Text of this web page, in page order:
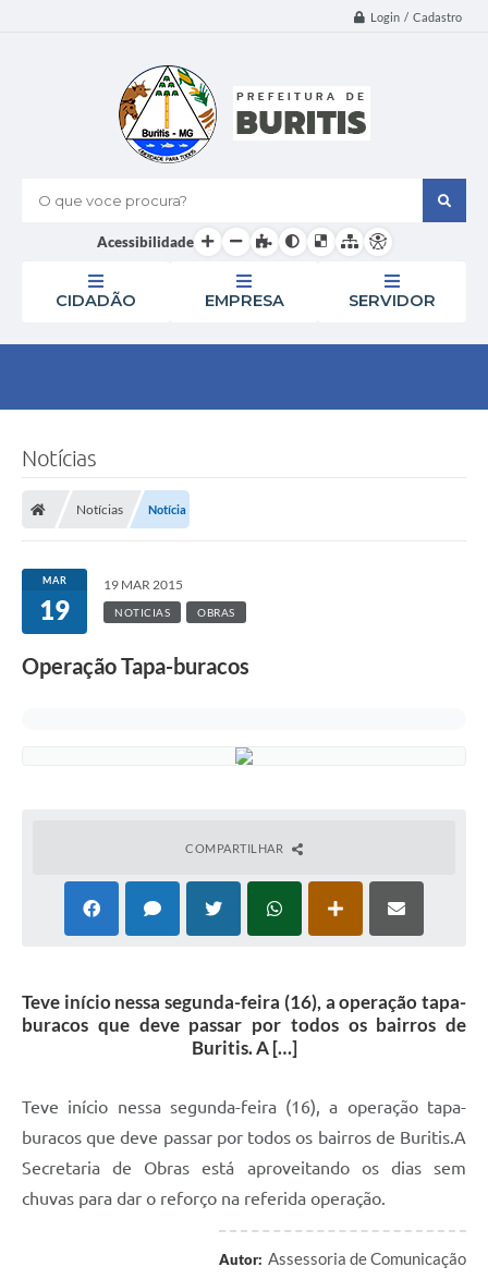
Login / Cadastro
O que voce procura?
Acessibilidade
CIDADÃO EMPRESA SERVIDOR
Notícias
Notícias Notícia
MAR
19
19 MAR 2015
NOTICIAS OBRAS
Operação Tapa-buracos
COMPARTILHAR
Teve início nessa segunda-feira (16), a operação tapa-
buracos que deve passar por todos os bairros de
Buritis. A […]
Teve início nessa segunda-feira (16), a operação tapa-
buracos que deve passar por todos os bairros de Buritis.A
Secretaria de Obras está aproveitando os dias sem
chuvas para dar o reforço na referida operação.
Autor: Assessoria de Comunicação